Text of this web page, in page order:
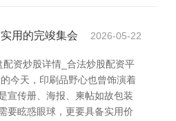
用的完竣集会 2026-05-22
配资炒股详情_合法炒股配资平
今天，印刷品野心也曾饰演着
宣传册、海报、柬帖如故包装
要眩惑眼球，更要具备实用价